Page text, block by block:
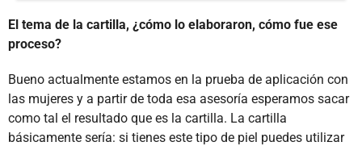
El tema de la cartilla, ¿cómo lo elaboraron, cómo fue ese
proceso?
Bueno actualmente estamos en la prueba de aplicación con
las mujeres y a partir de toda esa asesoría esperamos sacar
como tal el resultado que es la cartilla. La cartilla
básicamente sería: si tienes este tipo de piel puedes utilizar